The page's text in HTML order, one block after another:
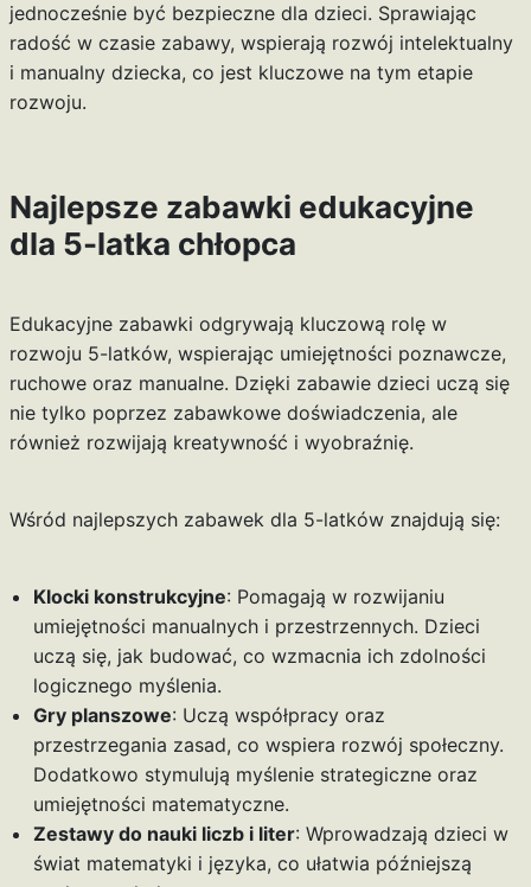
jednocześnie być bezpieczne dla dzieci. Sprawiając
radość w czasie zabawy, wspierają rozwój intelektualny
i manualny dziecka, co jest kluczowe na tym etapie
rozwoju.
Najlepsze zabawki edukacyjne
dla 5-latka chłopca
Edukacyjne zabawki odgrywają kluczową rolę w
rozwoju 5-latków, wspierając umiejętności poznawcze,
ruchowe oraz manualne. Dzięki zabawie dzieci uczą się
nie tylko poprzez zabawkowe doświadczenia, ale
również rozwijają kreatywność i wyobraźnię.
Wśród najlepszych zabawek dla 5-latków znajdują się:
Klocki konstrukcyjne: Pomagają w rozwijaniu
umiejętności manualnych i przestrzennych. Dzieci
uczą się, jak budować, co wzmacnia ich zdolności
logicznego myślenia.
Gry planszowe: Uczą współpracy oraz
przestrzegania zasad, co wspiera rozwój społeczny.
Dodatkowo stymulują myślenie strategiczne oraz
umiejętności matematyczne.
Zestawy do nauki liczb i liter: Wprowadzają dzieci w
świat matematyki i języka, co ułatwia późniejszą